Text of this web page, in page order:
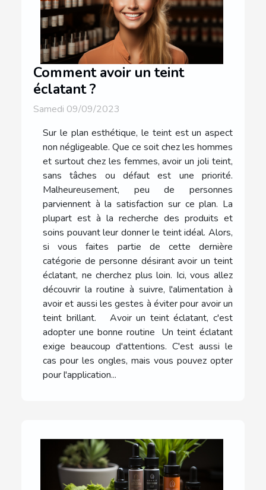
Comment avoir un teint
éclatant ?
Samedi 09/09/2023
Sur le plan esthétique, le teint est un aspect
non négligeable. Que ce soit chez les hommes
et surtout chez les femmes, avoir un joli teint,
sans tâches ou défaut est une priorité.
Malheureusement, peu de personnes
parviennent à la satisfaction sur ce plan. La
plupart est à la recherche des produits et
soins pouvant leur donner le teint idéal. Alors,
si vous faites partie de cette dernière
catégorie de personne désirant avoir un teint
éclatant, ne cherchez plus loin. Ici, vous allez
découvrir la routine à suivre, l'alimentation à
avoir et aussi les gestes à éviter pour avoir un
teint brillant. Avoir un teint éclatant, c'est
adopter une bonne routine Un teint éclatant
exige beaucoup d'attentions. C'est aussi le
cas pour les ongles, mais vous pouvez opter
pour l'application...